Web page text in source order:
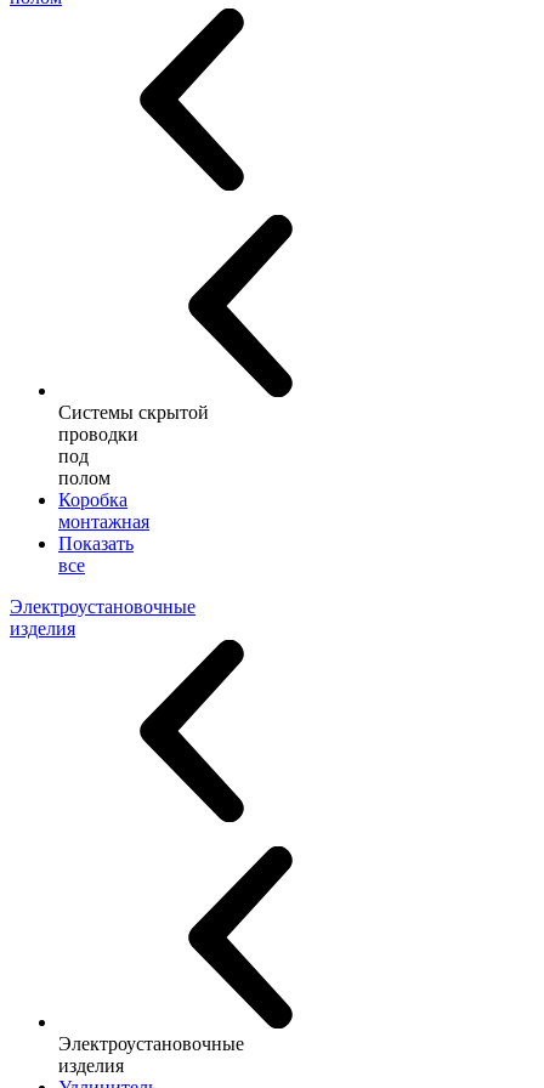
Системы скрытой
проводки
под
полом
Коробка
монтажная
Показать
все
Электроустановочные
изделия
Электроустановочные
изделия